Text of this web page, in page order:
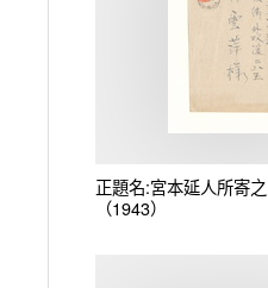
正題名:宮本延人所寄
（1943）